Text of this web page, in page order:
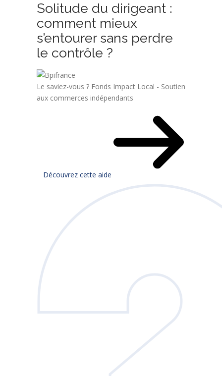
Solitude du dirigeant :
comment mieux
s’entourer sans perdre
le contrôle ?
Le saviez-vous ? Fonds Impact Local - Soutien
aux commerces indépendants
Découvrez cette aide